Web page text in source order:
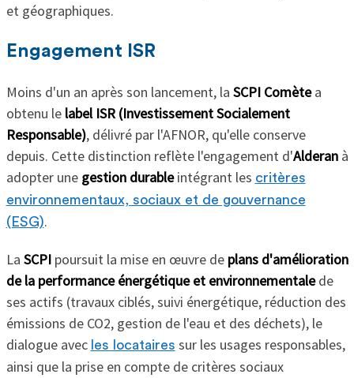
et géographiques.
Engagement ISR
Moins d'un an après son lancement, la SCPI Comètea
obtenu le label ISR (Investissement Socialement
Responsable), délivré par l'AFNOR, qu'elle conserve
depuis. Cette distinction reflète l'engagement d'Alderanà
adopter une gestion durableintégrant les critères
environnementaux, sociaux et de gouvernance
(ESG).
La SCPI poursuit la mise en œuvre de plans d'amélioration
de la performance énergétique et environnementalede
ses actifs (travaux ciblés, suivi énergétique, réduction des
émissions de CO2, gestion de l'eau et des déchets), le
dialogue avec les locataires sur les usages responsables,
ainsi que la prise en compte de critères sociaux